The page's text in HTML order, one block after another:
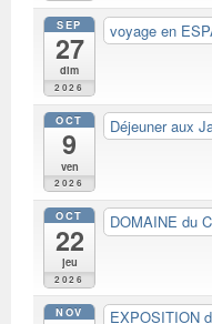
SEP
27
dim
2026
voyage en
OCT
9
ven
2026
Déjeuner aux
OCT
22
jeu
2026
DOMAINE du
NOV EXPOSITION